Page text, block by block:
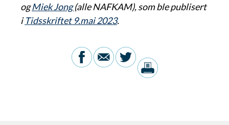
ogMiek Jong(alle NAFKAM), som ble publisert
iTidsskriftet 9.mai 2023.